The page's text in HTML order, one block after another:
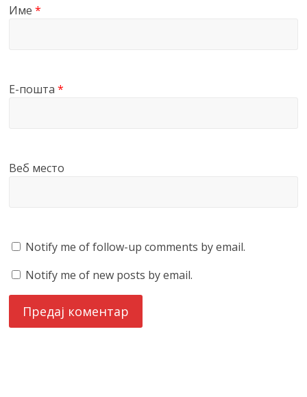
Име*
Е-пошта*
Веб место
Notify me of follow-up comments by email.
Notify me of new posts by email.